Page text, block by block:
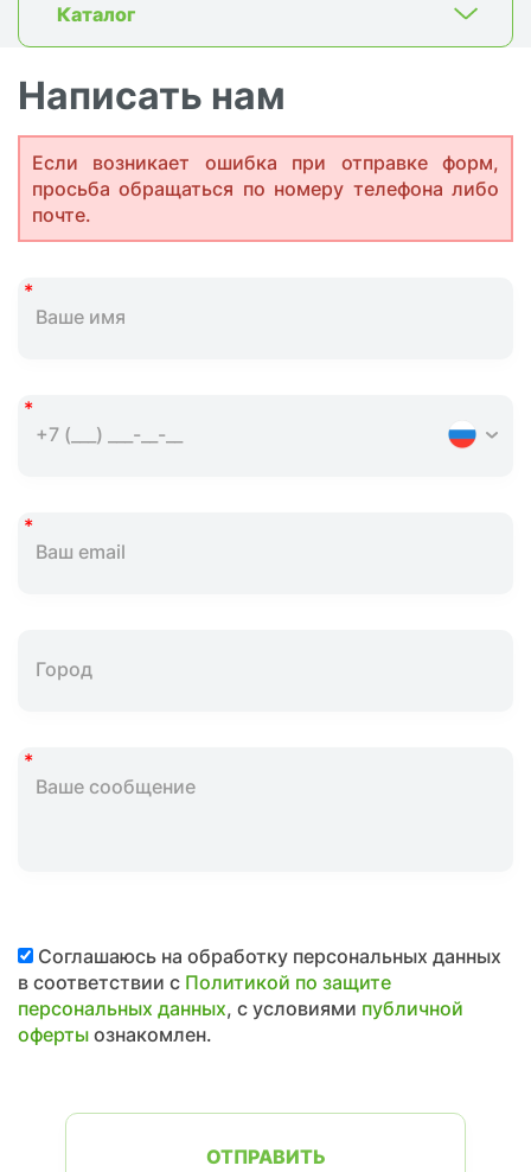
Каталог
Написать нам
Если возникает ошибка при отправке форм,
просьба обращаться по номеру телефона либо
почте.
Соглашаюсь на обработку персональных данных
в соответствии с Политикой по защите
персональных данных, с условиями публичной
офертыознакомлен.
ОТПРАВИТЬ